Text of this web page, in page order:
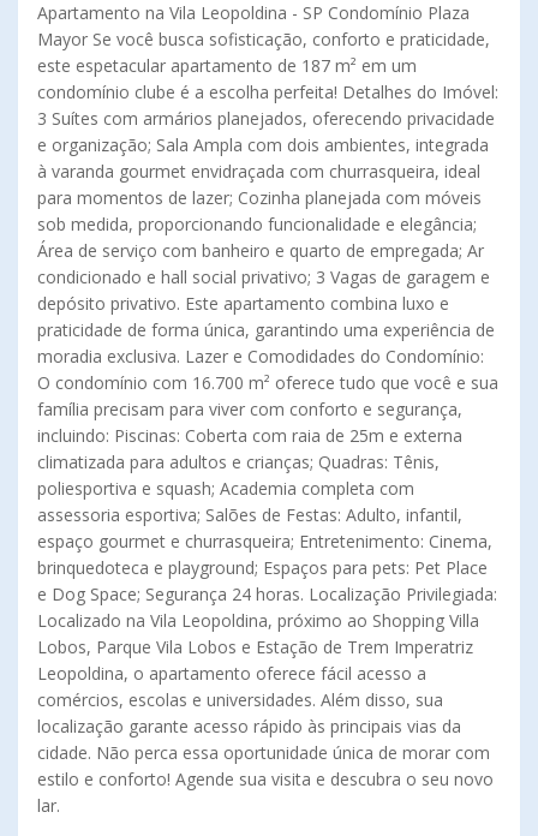
Apartamento na Vila Leopoldina - SP Condomínio Plaza
Mayor Se você busca sofisticação, conforto e praticidade,
este espetacular apartamento de 187 m² em um
condomínio clube é a escolha perfeita! Detalhes do Imóvel:
3 Suítes com armários planejados, oferecendo privacidade
e organização; Sala Ampla com dois ambientes, integrada
à varanda gourmet envidraçada com churrasqueira, ideal
para momentos de lazer; Cozinha planejada com móveis
sob medida, proporcionando funcionalidade e elegância;
Área de serviço com banheiro e quarto de empregada; Ar
condicionado e hall social privativo; 3 Vagas de garagem e
depósito privativo. Este apartamento combina luxo e
praticidade de forma única, garantindo uma experiência de
moradia exclusiva. Lazer e Comodidades do Condomínio:
O condomínio com 16.700 m² oferece tudo que você e sua
família precisam para viver com conforto e segurança,
incluindo: Piscinas: Coberta com raia de 25m e externa
climatizada para adultos e crianças; Quadras: Tênis,
poliesportiva e squash; Academia completa com
assessoria esportiva; Salões de Festas: Adulto, infantil,
espaço gourmet e churrasqueira; Entretenimento: Cinema,
brinquedoteca e playground; Espaços para pets: Pet Place
e Dog Space; Segurança 24 horas. Localização Privilegiada:
Localizado na Vila Leopoldina, próximo ao Shopping Villa
Lobos, Parque Vila Lobos e Estação de Trem Imperatriz
Leopoldina, o apartamento oferece fácil acesso a
comércios, escolas e universidades. Além disso, sua
localização garante acesso rápido às principais vias da
cidade. Não perca essa oportunidade única de morar com
estilo e conforto! Agende sua visita e descubra o seu novo
lar.